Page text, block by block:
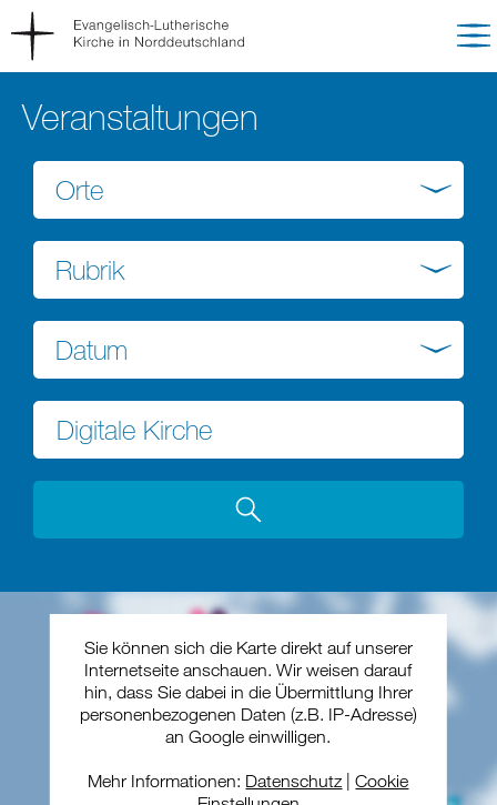
Veranstaltungen
Orte
Rubrik
Datum
Sie können sich die Karte direkt auf unserer
Internetseite anschauen. Wir weisen darauf
hin, dass Sie dabei in die Übermittlung Ihrer
personenbezogenen Daten (z.B. IP-Adresse)
an Google einwilligen.
Mehr Informationen: Datenschutz |Cookie